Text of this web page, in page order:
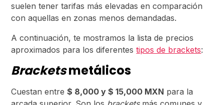
suelen tener tarifas más elevadas en comparación
con aquellas en zonas menos demandadas.
A continuación, te mostramos la lista de precios
aproximados para los diferentestipos de brackets:
Bracketsmetálicos
Cuestan entre$ 8,000 y $ 15,000 MXN para la